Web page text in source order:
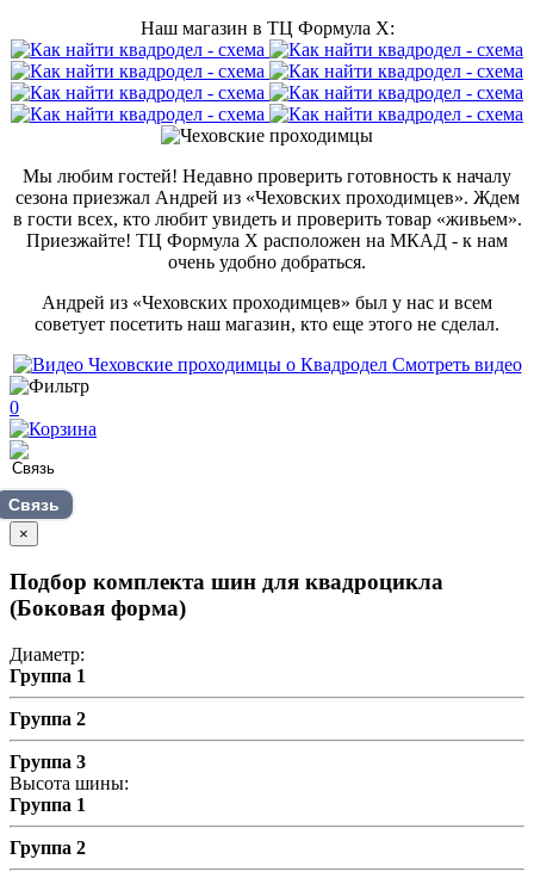
Наш магазин в ТЦ Формула Х:
Мы любим гостей! Недавно проверить готовность к началу
сезона приезжал Андрей из «Чеховских проходимцев». Ждем
в гости всех, кто любит увидеть и проверить товар «живьем».
Приезжайте! ТЦ Формула Х расположен на МКАД - к нам
очень удобно добраться.
Андрей из «Чеховских проходимцев» был у нас и всем
советует посетить наш магазин, кто еще этого не сделал.
Смотреть видео
0
Связь
×
Подбор комплекта шин для квадроцикла
(Боковая форма)
Диаметр:
Группа 1
Группа 2
Группа 3
Высота шины:
Группа 1
Группа 2